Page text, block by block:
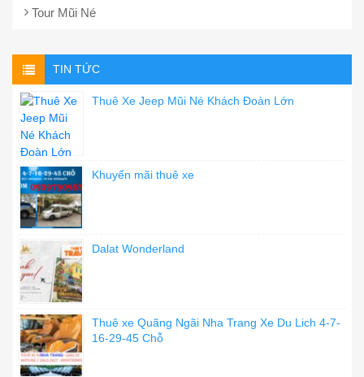
Tour Mũi Né
TIN TỨC
Thuê Xe Jeep Mũi Né Khách Đoàn Lớn
Khuyến mãi thuê xe
Dalat Wonderland
Thuê xe Quãng Ngãi Nha Trang Xe Du Lich 4-7-
16-29-45 Chỗ